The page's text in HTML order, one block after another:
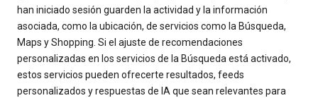
han iniciado sesión guarden la actividad y la información
asociada, como la ubicación, de servicios como la Búsqueda,
Maps y Shopping. Si el ajuste de recomendaciones
personalizadas en los servicios de la Búsqueda está activado,
estos servicios pueden ofrecerte resultados, feeds
personalizados y respuestas de IA que sean relevantes para